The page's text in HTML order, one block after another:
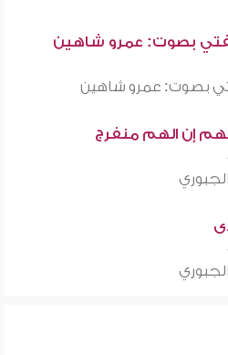
بصوت: عمرو شاهين
بصوت: عمرو شاهين
إن الهم منفرج